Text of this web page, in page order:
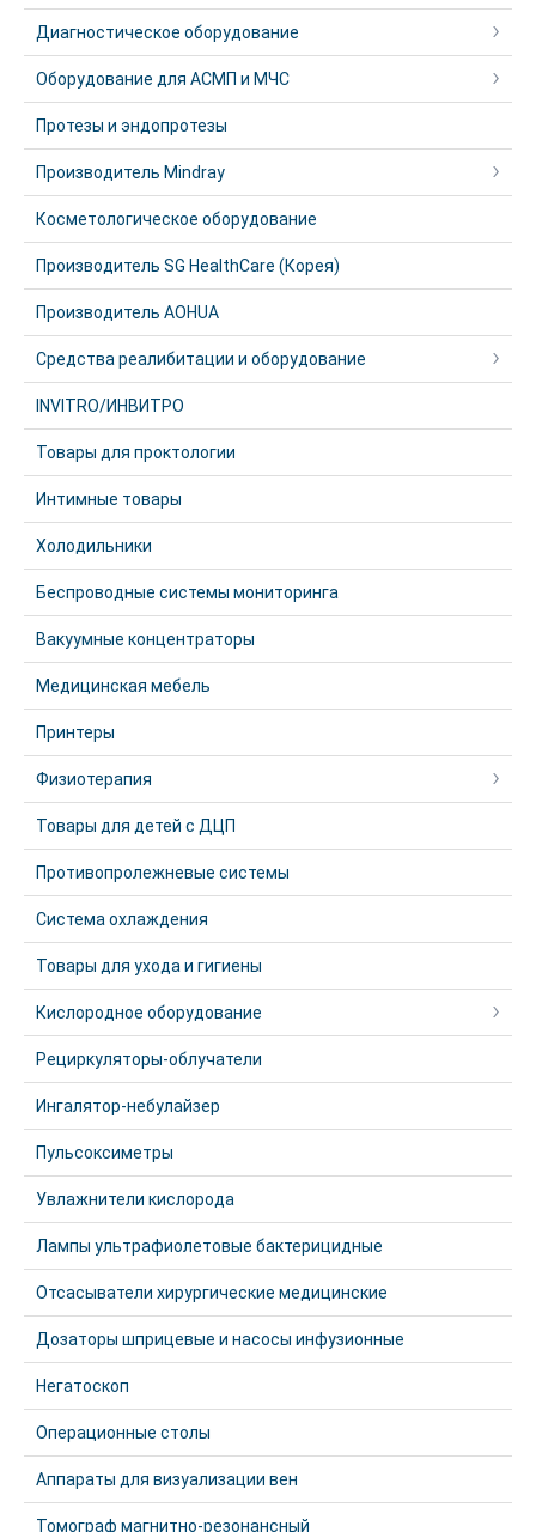
Диагностическое оборудование
Оборудование для АСМП и МЧС
Протезы и эндопротезы
Производитель Mindray
Косметологическое оборудование
Производитель SG HealthCare (Корея)
Производитель AOHUA
Средства реалибитации и оборудование
INVITRO/ИНВИТРО
Товары для проктологии
Интимные товары
Холодильники
Беспроводные системы мониторинга
Вакуумные концентраторы
Медицинская мебель
Принтеры
Физиотерапия
Товары для детей с ДЦП
Противопролежневые системы
Система охлаждения
Товары для ухода и гигиены
Кислородное оборудование
Рециркуляторы-облучатели
Ингалятор-небулайзер
Пульсоксиметры
Увлажнители кислорода
Лампы ультрафиолетовые бактерицидные
Отсасыватели хирургические медицинские
Дозаторы шприцевые и насосы инфузионные
Негатоскоп
Операционные столы
Аппараты для визуализации вен
Томограф магнитно-резонансный